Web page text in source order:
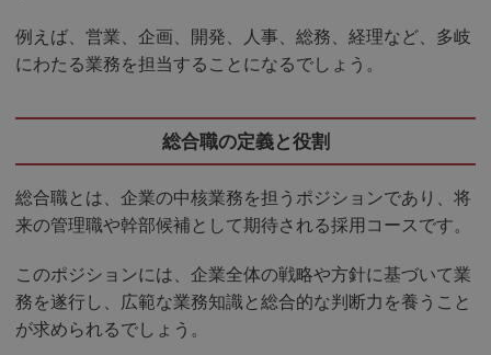
例えば、営業、企画、開発、人事、総務、経理など、多岐
にわたる業務を担当することになるでしょう。
総合職の定義と役割
総合職とは、企業の中核業務を担うポジションであり、将
来の管理職や幹部候補として期待される採用コースです。
このポジションには、企業全体の戦略や方針に基づいて業
務を遂行し、広範な業務知識と総合的な判断力を養うこと
が求められるでしょう。